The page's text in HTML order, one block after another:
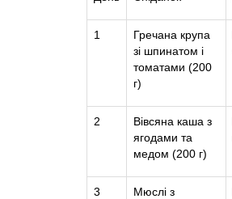
1
Гречана крупа
зі шпинатом і
томатами (200
г)
2
Вівсяна каша з
ягодами та
медом (200 г)
3
Мюслі з